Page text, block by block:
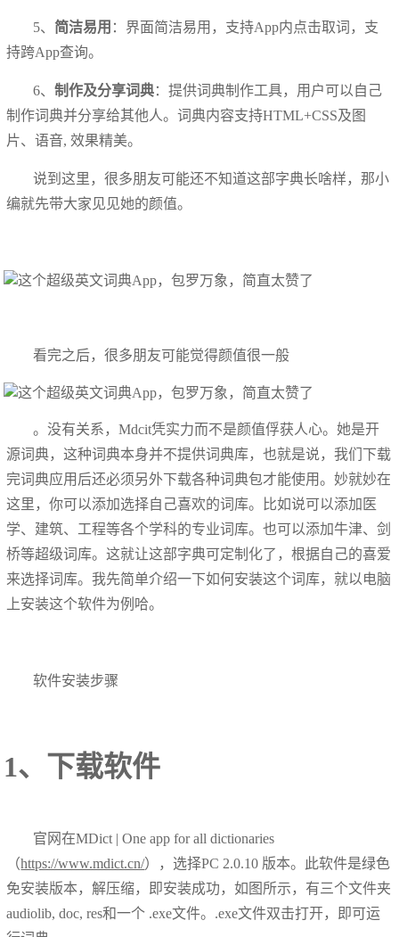
5、简洁易用 ：界面简洁易用，支持App内点击取词，支
持跨App查询。
6、制作及分享词典：提供词典制作工具，用户可以自己
制作词典并分享给其他人。词典内容支持HTML+CSS及图
片、语音, 效果精美。
说到这里，很多朋友可能还不知道这部字典长啥样，那小
编就先带大家见见她的颜值。
看完之后，很多朋友可能觉得颜值很一般
。没有关系，Mdcit凭实力而不是颜值俘获人心。她是开
源词典，这种词典本身并不提供词典库，也就是说，我们下载
完词典应用后还必须另外下载各种词典包才能使用。妙就妙在
这里，你可以添加选择自己喜欢的词库。比如说可以添加医
学、建筑、工程等各个学科的专业词库。也可以添加牛津、剑
桥等超级词库。这就让这部字典可定制化了，根据自己的喜爱
来选择词库。我先简单介绍一下如何安装这个词库，就以电脑
上安装这个软件为例哈。
软件安装步骤
1、下载软件
官网在MDict | One app for all dictionaries
（https://www.mdict.cn/），选择PC 2.0.10 版本。此软件是绿色
免安装版本，解压缩，即安装成功，如图所示，有三个文件夹
audiolib, doc, res和一个 .exe文件。.exe文件双击打开，即可运